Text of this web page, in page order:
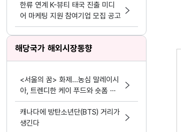
한류 연계 K-뷰티 태국 진출 미디
어 마케팅 지원 참여기업 모집 공고
해당국가 해외시장동향
<서울의 꿈> 화제...농심 말레이시
아, 트렌디한 케이 푸드와 숏폼 마
케팅 결합
캐나다에 방탄소년단(BTS) 거리가
생긴다